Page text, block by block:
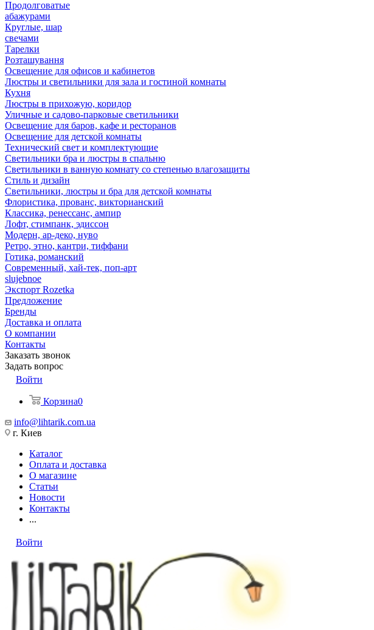
Продолговатые
абажурами
Круглые, шар
свечами
Тарелки
Розташування
Освещение для офисов и кабинетов
Люстры и светильники для зала и гостиной комнаты
Кухня
Люстры в прихожую, коридор
Уличные и садово-парковые светильники
Освещение для баров, кафе и ресторанов
Освещение для детской комнаты
Технический свет и комплектующие
Светильники бра и люстры в спальню
Светильники в ванную комнату со степенью влагозащиты
Стиль и дизайн
Светильники, люстры и бра для детской комнаты
Флористика, прованс, викторианский
Классика, ренессанс, ампир
Лофт, стимпанк, эдиссон
Модерн, ар-деко, нуво
Ретро, этно, кантри, тиффани
Готика, романский
Современный, хай-тек, поп-арт
slujebnoe
Экспорт Rozetka
Предложение
Бренды
Доставка и оплата
О компании
Контакты
Заказать звонок
Задать вопрос
Войти
Корзина0
info@lihtarik.com.ua
г. Киев
Каталог
Оплата и доставка
О магазине
Статьи
Новости
Контакты
...
Войти